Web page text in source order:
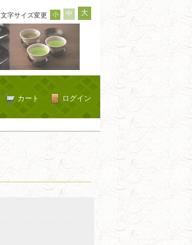
文字サイズ変更 小 中 大
ログイン
カート